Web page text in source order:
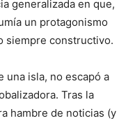
generalizada en que,
un protagonismo
siempre constructivo.
una isla, no escapó a
Tras la
hambre de noticias (y